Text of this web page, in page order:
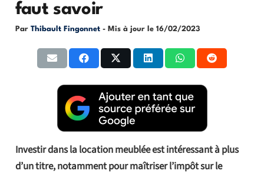
faut savoir
Par Thibault Fingonnet - Mis à jour le 16/02/2023
Investir dans la location meublée est intéressant à plus
d’un titre, notamment pour maîtriser l’impôt sur le